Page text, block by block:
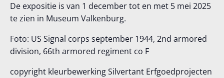
De expositie is van 1 december tot en met 5 mei 2025
te zien in Museum Valkenburg.
Foto: US Signal corps september 1944, 2nd armored
division, 66th armored regiment co F
copyright kleurbewerkingSilvertant Erfgoedprojecten